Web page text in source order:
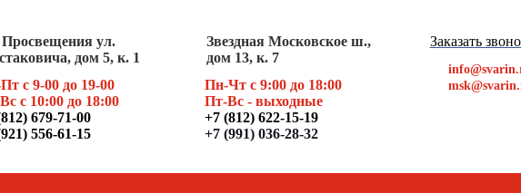
ул.
дом 5, к. 1
с 9-00 до 19-00
с 10:00 до 18:00
679-71-00
556-61-15
Звездная Московское ш.,
дом 13, к. 7
Пн-Чт с 9:00 до 18:00
Пт-Вс - выходные
+7 (812) 622-15-19
+7 (991) 036-28-32
Заказать